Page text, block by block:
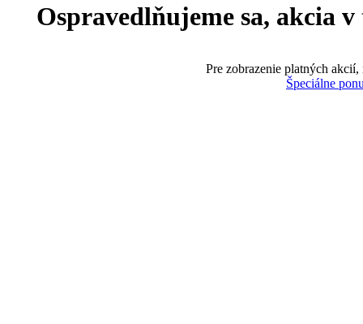
Ospravedlňujeme sa, akcia
Pre zobrazenie platných
Špeciálne